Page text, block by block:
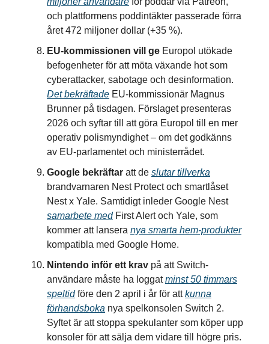
och plattformens poddintäkter passerade förra
året 472 miljoner dollar (+35 %).
EU-kommissionen vill ge Europol utökade
befogenheter för att möta växande hot som
cyberattacker, sabotage och desinformation.
Det bekräftade EU-kommissionär Magnus
Brunner på tisdagen. Förslaget presenteras
2026 och syftar till att göra Europol till en mer
operativ polismyndighet – om det godkänns
av EU-parlamentet och ministerrådet.
Google bekräftar att de slutar tillverka
brandvarnaren Nest Protect och smartlåset
Nest x Yale. Samtidigt inleder Google Nest
samarbete medFirst Alert och Yale, som
kommer att lansera nya smarta hem-produkter
kompatibla med Google Home.
Nintendo inför ett krav på att Switch-
användare måste ha loggatminst 50 timmars
speltidföre den 2 april i år för attkunna
förhandsboka nya spelkonsolen Switch 2.
Syftet är att stoppa spekulanter som köper upp
konsoler för att sälja dem vidare till högre pris.